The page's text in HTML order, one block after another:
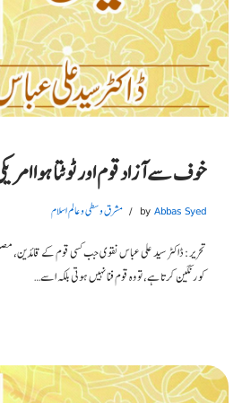
خوف سے آزاد قوم اور ٹوٹتا ہوا
by Abbas Syed مشرق وسطی و عالم اسلام
تحریر: ڈاکٹر سید علی عباس نقوی جب کسی قوم کے قائدین،
کو رنگین کرتا ہے، تو وہ قوم فنا نہیں ہوتی بلکہ اسے…